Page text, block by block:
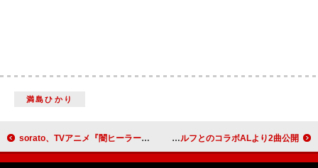
満島ひかり
sorato、TVアニメ『闇ヒーラー』EDテーマ「月に願う」配信＆ノンクレジットED映像解禁 ブライアン・イーノ、ビーティー・ウルフとのコラボALより2曲公開